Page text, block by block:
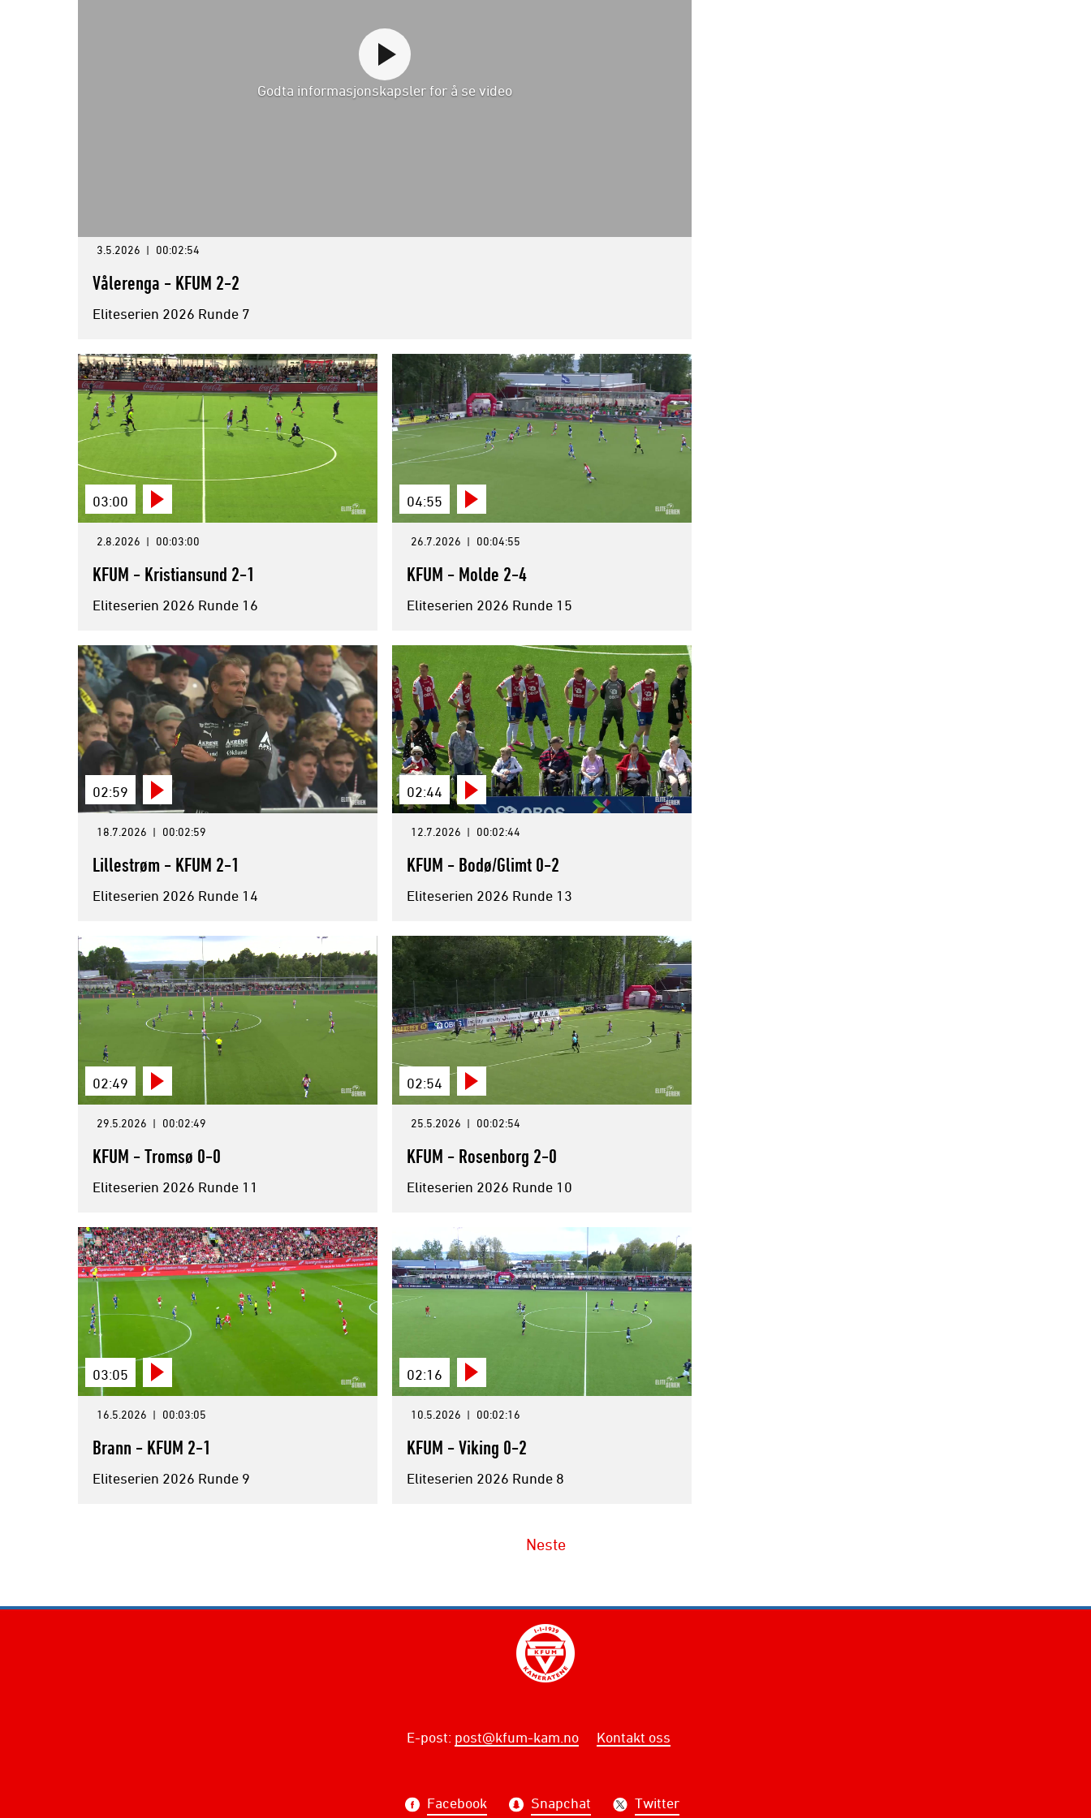
Godta informasjonskapsler for å se video
3.5.2026 | 00:02:54
Vålerenga - KFUM 2-2
Eliteserien 2026 Runde 7
03:00
2.8.2026 | 00:03:00
KFUM - Kristiansund 2-1
Eliteserien 2026 Runde 16
04:55
26.7.2026 | 00:04:55
KFUM - Molde 2-4
Eliteserien 2026 Runde 15
02:59
18.7.2026 | 00:02:59
Lillestrøm - KFUM 2-1
Eliteserien 2026 Runde 14
02:44
12.7.2026 | 00:02:44
KFUM - Bodø/Glimt 0-2
Eliteserien 2026 Runde 13
02:49
29.5.2026 | 00:02:49
KFUM - Tromsø 0-0
Eliteserien 2026 Runde 11
02:54
25.5.2026 | 00:02:54
KFUM - Rosenborg 2-0
Eliteserien 2026 Runde 10
03:05
16.5.2026 | 00:03:05
Brann - KFUM 2-1
Eliteserien 2026 Runde 9
02:16
10.5.2026 | 00:02:16
KFUM - Viking 0-2
Eliteserien 2026 Runde 8
Neste
E-post: post@kfum-kam.no Kontakt oss
Facebook Snapchat Twitter